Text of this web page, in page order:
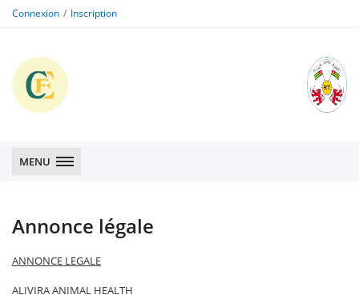
Connexion Inscription
MENU
Annonce légale
ANNONCE LEGALE
ALIVIRA ANIMAL HEALTH